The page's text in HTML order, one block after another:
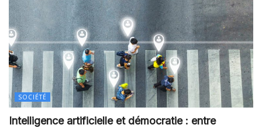
SOCIÉTÉ
Intelligence artificielle et démocratie : entre